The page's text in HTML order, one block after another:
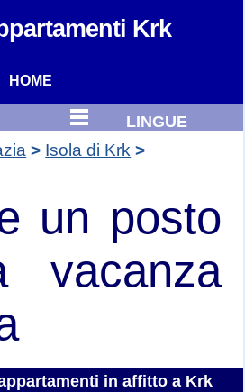
Krk
HOME
LINGUE
Isola di Krk
un posto
vacanza
in affitto a Krk